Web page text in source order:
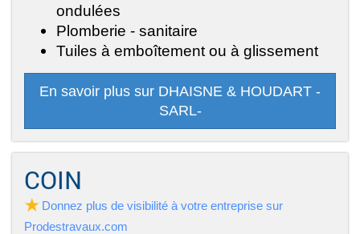
ondulées
Plomberie - sanitaire
Tuiles à emboîtement ou à glissement
En savoir plus sur DHAISNE & HOUDART -
SARL-
COIN
Donnez plus de visibilité à votre entreprise sur
Prodestravaux.com